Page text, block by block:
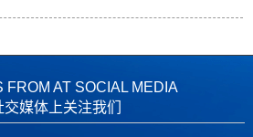
FROM AT SOCIAL MEDIA
交媒体上关注我们